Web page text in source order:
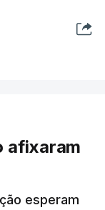
afixaram
esperam